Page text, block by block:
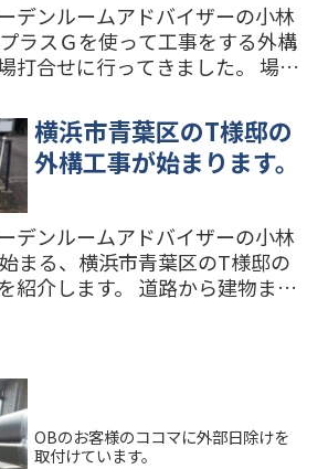
デンルームアドバイザーの小林
ラスＧを使って工事をする外構
打合せに行ってきました。 場所
だと遠いな…と思うかもしれま
... 横浜市青葉区のT様邸の
外構工事が始まります。
デンルームアドバイザーの小林
まる、横浜市青葉区のT様邸の
紹介します。 道路から建物まで
OBのお客様のココマに外部日除けを
取付けています。